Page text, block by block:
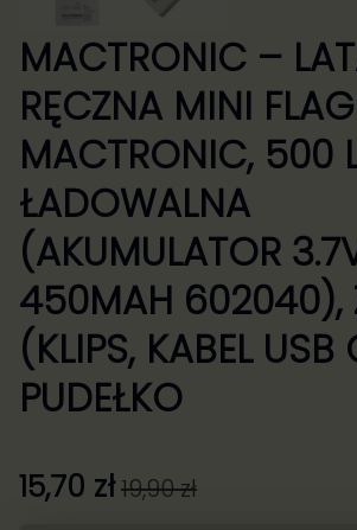
MACTRONIC –
RĘCZNA MINI
MACTRONIC, 500
ŁADOWALNA
(AKUMULATOR
450MAH 602040),
(KLIPS, KABEL USB
PUDEŁKO
19,90zł
Pierwotna
15,70 zł
Aktualna